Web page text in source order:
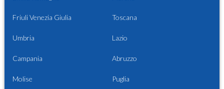
Friuli Venezia Giulia Toscana
Umbria Lazio
Campania Abruzzo
Molise Puglia